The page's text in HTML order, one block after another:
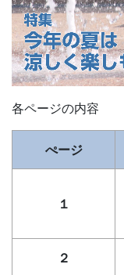
各ページの内容
ぺージ
１
２